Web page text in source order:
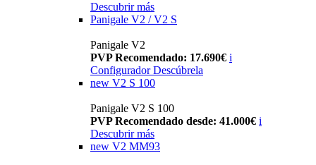
Descubrir más
Panigale V2 / V2 S
Panigale V2
PVP Recomendado: 17.690€ i
Configurador Descúbrela
new V2 S 100
Panigale V2 S 100
PVP Recomendado desde: 41.000€ i
Descubrir más
new V2 MM93